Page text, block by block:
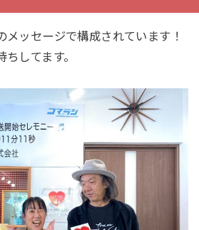
メッセージで構成されています！
してます。